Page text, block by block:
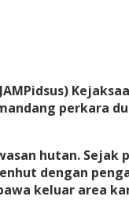
perkara
hutan. Sejak
dengan
keluar area